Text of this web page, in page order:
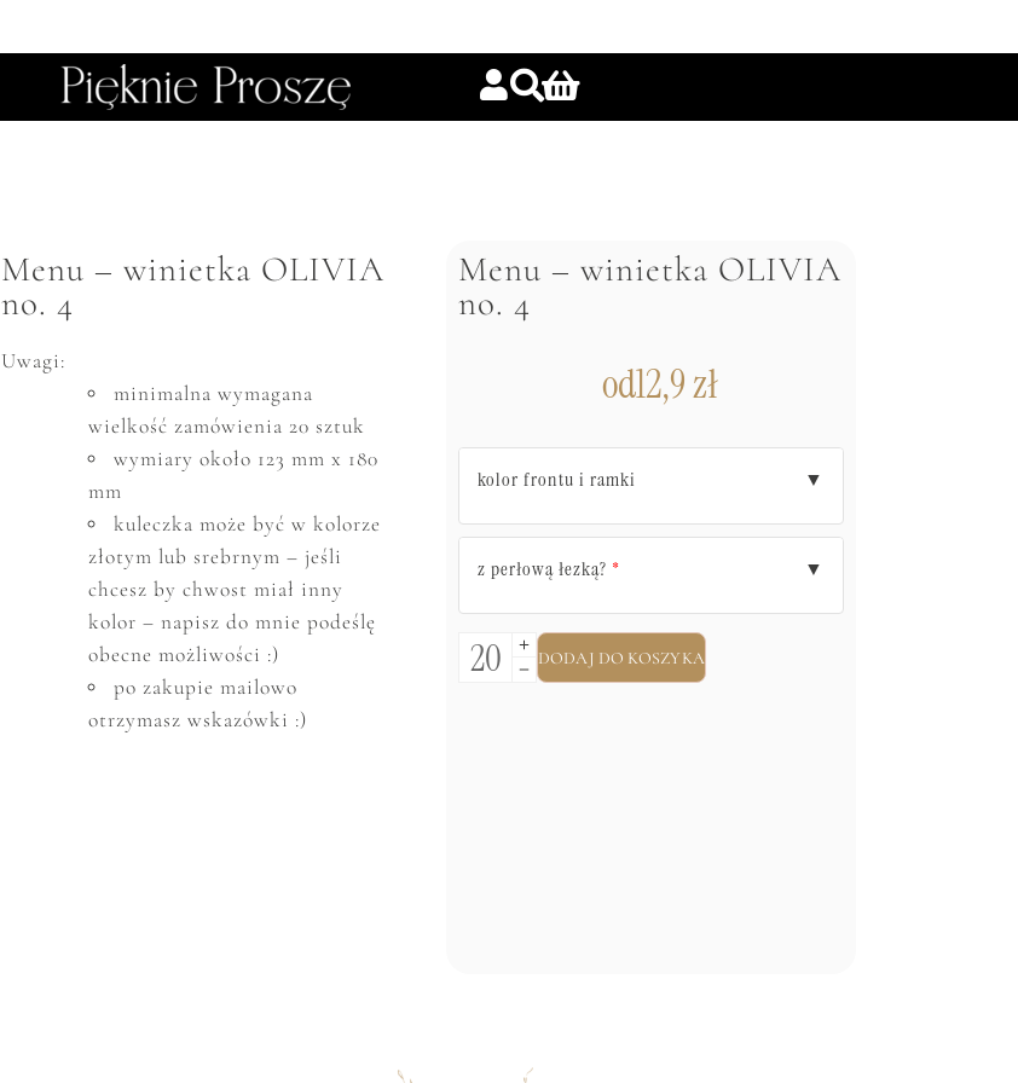
Menu – winietka OLIVIA
no. 4
Uwagi:
minimalna wymagana
wielkość zamówienia 20 sztuk
wymiary około 123 mm x 180
mm
kuleczka może być w kolorze
złotym lub srebrnym – jeśli
chcesz by chwost miał inny
kolor – napisz do mnie podeślę
obecne możliwości :)
po zakupie mailowo
otrzymasz wskazówki :)
Menu – winietka OLIVIA
no. 4
od12,9zł
kolor frontu i ramki ▼
z perłową łezką? * ▼
DODAJ DO KOSZYKA